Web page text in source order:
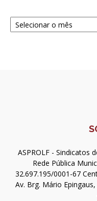
Navegue
ASPROLF - Sindicatos
Rede Pública
32.697.195/0001-67
Av. Brg. Mário